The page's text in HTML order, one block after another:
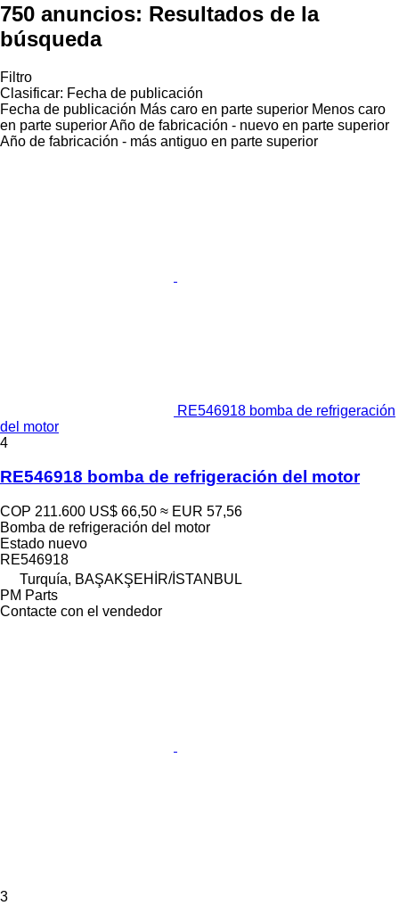
750 anuncios: Resultados de la
búsqueda
Filtro
Clasificar: Fecha de publicación
Fecha de publicación Más caro en parte superior Menos caro
en parte superiorAño de fabricación - nuevo en parte superior
Año de fabricación - más antiguo en parte superior
RE546918 bomba de refrigeración
del motor
4
RE546918 bomba de refrigeración del motor
COP 211.600 US$ 66,50 ≈ EUR 57,56
Bomba de refrigeración del motor
Estado nuevo
RE546918
Turquía, BAŞAKŞEHİR/İSTANBUL
PM Parts
Contacte con el vendedor
3